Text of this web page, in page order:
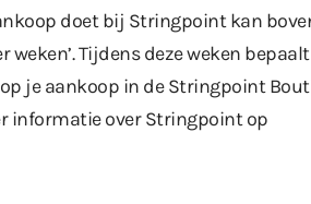
doet bij Stringpoint kan
Tijdens deze weken
je aankoop in de Stringpoint
informatie over Stringpoint op